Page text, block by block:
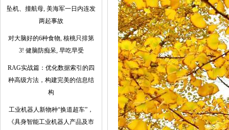
坠机、撞航母, 美海军一日内连发
两起事故
对大脑好的6种食物, 核桃只排第
3! 健脑防痴呆, 早吃早受
RAG实战篇：优化数据索引的四
种高级方法，构建完美的信息结
构
工业机器人新物种“换道超车”，
《具身智能工业机器人产品及市